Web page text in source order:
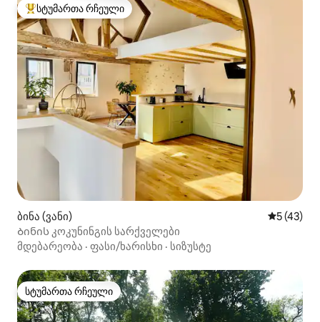
სტუმართა რჩეული მოწინავე ვარიანტი
სტუმართა რჩეული
ბინა (ვანი) საშუალო
5 (43)
Ბინის კოკუნინგის სარქველები
მდებარეობა · ფასი/ხარისხი · სიზუსტე
სტუმართა რჩეული
სტუმართა რჩეული